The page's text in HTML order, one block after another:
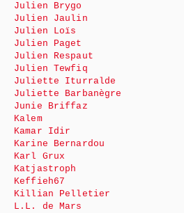
Julien Brygo
Julien Jaulin
Julien Loïs
Julien Paget
Julien Respaut
Julien Tewfiq
Juliette Iturralde
Juliette Barbanègre
Junie Briffaz
Kalem
Kamar Idir
Karine Bernardou
Karl Grux
Katjastroph
Keffieh67
Killian Pelletier
L.L. de Mars